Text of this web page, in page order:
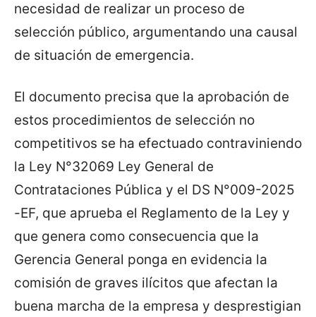
necesidad de realizar un proceso de
selección público, argumentando una causal
de situación de emergencia.
El documento precisa que la aprobación de
estos procedimientos de selección no
competitivos se ha efectuado contraviniendo
la Ley N°32069 Ley General de
Contrataciones Pública y el DS N°009-2025
-EF, que aprueba el Reglamento de la Ley y
que genera como consecuencia que la
Gerencia General ponga en evidencia la
comisión de graves ilícitos que afectan la
buena marcha de la empresa y desprestigian